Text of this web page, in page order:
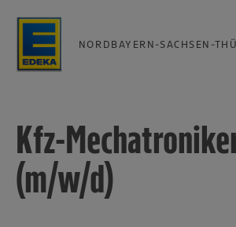
NORDBAYERN-SACHSEN-
Kfz-
(m/w/d)